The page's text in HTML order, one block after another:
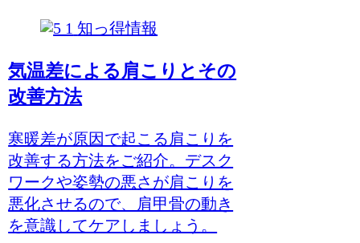
知っ得情報
気温差による肩こりとその
改善方法
寒暖差が原因で起こる肩こりを
改善する方法をご紹介。デスク
ワークや姿勢の悪さが肩こりを
悪化させるので、肩甲骨の動き
を意識してケアしましょう。